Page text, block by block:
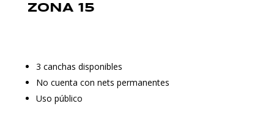
ZONA 15
3 canchas disponibles
No cuenta con nets permanentes
Uso público